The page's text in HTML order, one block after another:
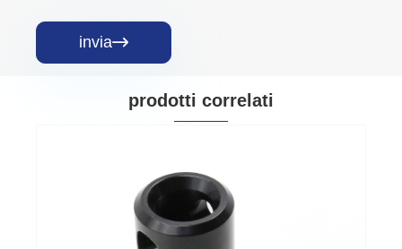
invia
prodotti correlati
chiavi tubolari maestre
Visualizza altro >>